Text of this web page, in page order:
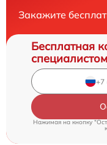
Закажите
Бесплатная
специалистом
Нажимая на кнопку